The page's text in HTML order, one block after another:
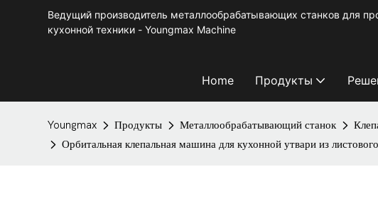
Ведущий производитель металлообрабатывающих станков для
кухонной техники - Youngmax Machine
Home Продукты
Youngmax Продукты Металлообрабатывающий станок
Орбитальная клепальная машина для кухонной утвари из